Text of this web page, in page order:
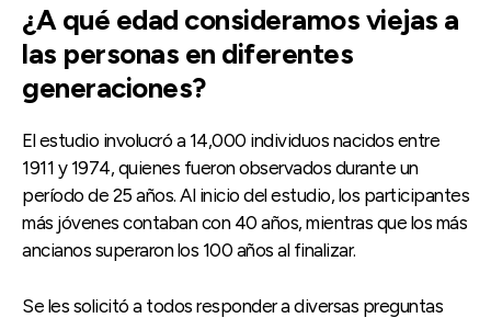
¿A qué edad consideramos viejas a
las personas en diferentes
generaciones?
El estudio involucró a 14,000 individuos nacidos entre
1911 y 1974, quienes fueron observados durante un
período de 25 años. Al inicio del estudio, los participantes
más jóvenes contaban con 40 años, mientras que los más
ancianos superaron los 100 años al finalizar.
Se les solicitó a todos responder a diversas preguntas